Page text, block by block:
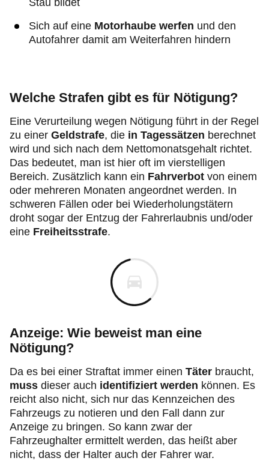
Stau bildet
Sich auf eine Motorhaube werfen und den
Autofahrer damit am Weiterfahren hindern
Welche Strafen gibt es für Nötigung?
Eine Verurteilung wegen Nötigung führt in der Regel
zu einer Geldstrafe, die in Tagessätzen berechnet
wird und sich nach dem Nettomonatsgehalt richtet.
Das bedeutet, man ist hier oft im vierstelligen
Bereich. Zusätzlich kann ein Fahrverbot von einem
oder mehreren Monaten angeordnet werden. In
schweren Fällen oder bei Wiederholungstätern
droht sogar der Entzug der Fahrerlaubnis und/oder
eine Freiheitsstrafe.
Anzeige: Wie beweist man eine
Nötigung?
Da es bei einer Straftat immer einen Täter braucht,
muss dieser auch identifiziert werden können. Es
reicht also nicht, sich nur das Kennzeichen des
Fahrzeugs zu notieren und den Fall dann zur
Anzeige zu bringen. So kann zwar der
Fahrzeughalter ermittelt werden, das heißt aber
nicht, dass der Halter auch der Fahrer war.